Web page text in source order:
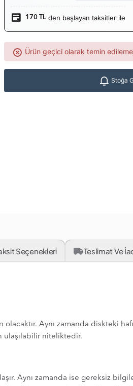
170 TL den başlayan taksitler ile
Ürün geçici olarak temin
Stoğa
Seçenekleri Teslimat Ve
Aynı zamanda diskteki
ulaşılabilir niteliktedir.
Aynı zamanda ise gereksiz